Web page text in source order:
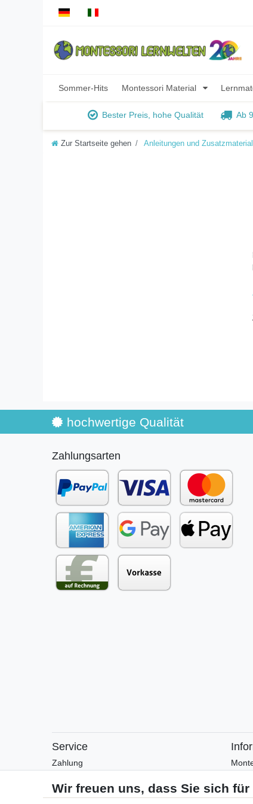
Sommer-Hits Montessori Material
Bester Preis, hohe Qualität Ab
Zur Startseite gehen Anleitungen und Zusatzmaterial
hochwertige Qualität
Zahlungsarten
Service
Zahlung
Rückgabe
Helpcenter